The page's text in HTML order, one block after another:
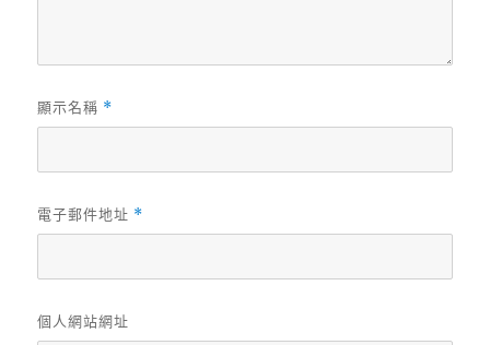
顯示名稱 *
電子郵件地址 *
個人網站網址